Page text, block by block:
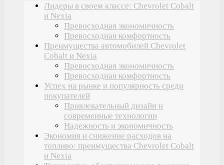
Лидеры в своем классе: Chevrolet Cobalt
и Nexia
Превосходная экономичность
Превосходная комфортность
Преимущества автомобилей Chevrolet
Cobalt и Nexia
Превосходная экономичность
Превосходная комфортность
Успех на рынке и популярность среди
покупателей
Привлекательный дизайн и
современные технологии
Надежность и экономичность
Экономия и снижение расходов на
топливо: преимущества Chevrolet Cobalt
и Nexia